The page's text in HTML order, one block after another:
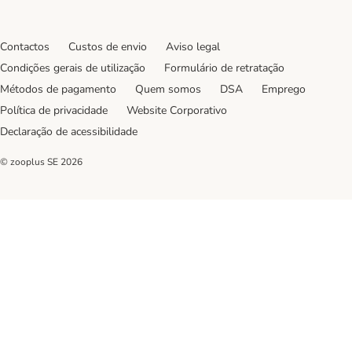
Contactos Custos de envio
Aviso legal
Condições gerais de utilização
Formulário de retratação
Métodos de pagamento
Quem somos DSA
Emprego
Política de privacidade
Website Corporativo
Declaração de acessibilidade
© zooplus SE 2026